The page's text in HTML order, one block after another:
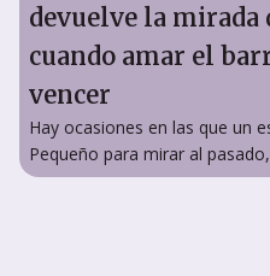
devuelve la mirada
cuando amar el
vencer
Hay ocasiones en las que un
Pequeño para mirar al